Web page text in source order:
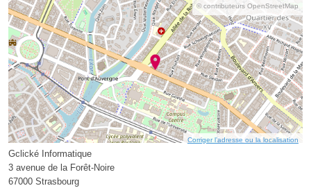
© contributeurs OpenStreetMap
Corriger l’adresse ou la localisation
Gclické Informatique
3 avenue de la Forêt-Noire
67000 Strasbourg